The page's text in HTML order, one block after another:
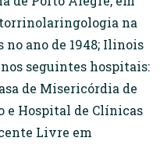
na
no ano de 1948; Ilinois
seguintes hospitais:
de Misericórdia de
e Hospital de Clínicas
Livre em